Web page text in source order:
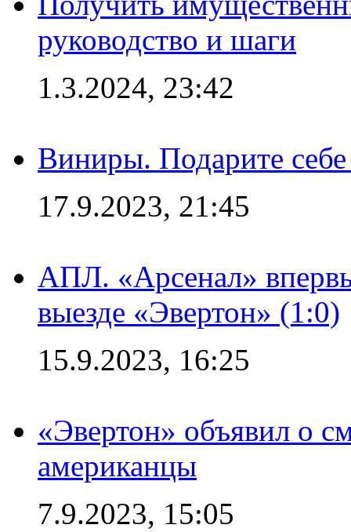
руководство и шаги
1.3.2024, 23:42
Виниры. Подарите
17.9.2023, 21:45
АПЛ. «Арсенал»
выезде «Эвертон» (1:0)
15.9.2023, 16:25
«Эвертон» объявил о
американцы
7.9.2023, 15:05